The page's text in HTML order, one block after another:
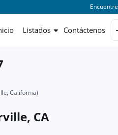
Listados Contáctenos
California)
CA